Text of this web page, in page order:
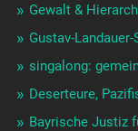
Gewalt &
Gustav-
singalong:
Deserteure,
Bayrische Justiz